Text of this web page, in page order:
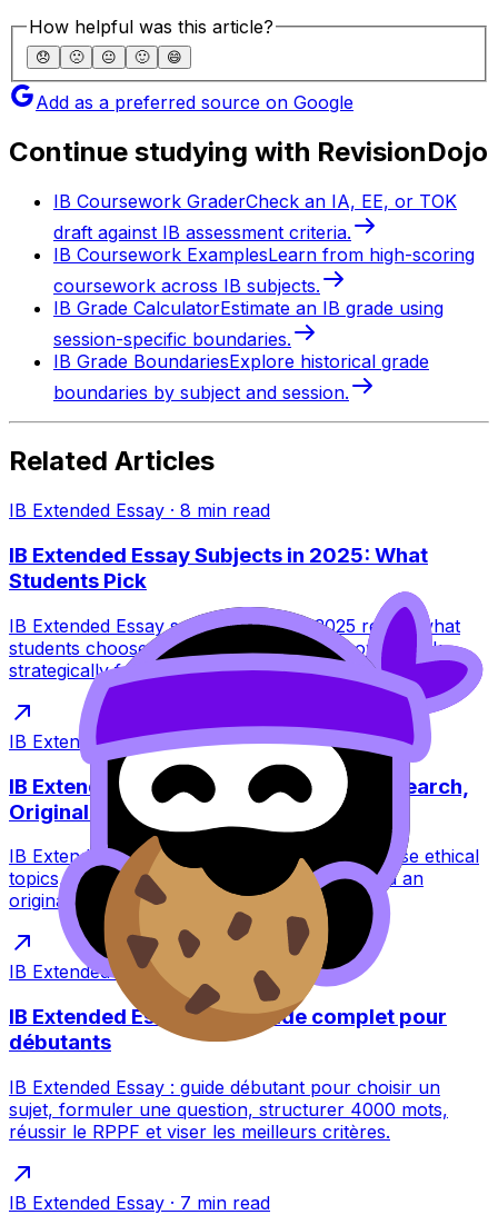
How helpful was this article?
😞 🙁 😐 🙂 😄
Add as a preferred source on Google
Continue studying with RevisionDojo
IB Coursework GraderCheck an IA, EE, or TOK
draft against IB assessment criteria.
IB Coursework ExamplesLearn from high-scoring
coursework across IB subjects.
IB Grade CalculatorEstimate an IB grade using
session-specific boundaries.
IB Grade BoundariesExplore historical grade
boundaries by subject and session.
Related Articles
IB Extended Essay · 8 min read
IB Extended Essay Subjects in 2025: What
Students Pick
IB Extended Essay subject trends in 2025 reveal what
students choose, why it feels safe, and how to pick
strategically for higher marks.
IB Extended Essay min read
IB Extended Essay Integrity: Honest Research,
Original Voice
IB Extended Essay integrity made simple: choose ethical
topics, cite cleanly, avoid plagiarism, and build an
original argument with RevisionDojo tools.
IB Extended Essay min read
IB Extended Essay (EE) : guide complet pour
débutants
IB Extended Essay : guide débutant pour choisir un
sujet, formuler une question, structurer 4000 mots,
réussir le RPPF et viser les meilleurs critères.
IB Extended Essay · 7 min read